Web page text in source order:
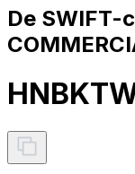
De SWIFT-